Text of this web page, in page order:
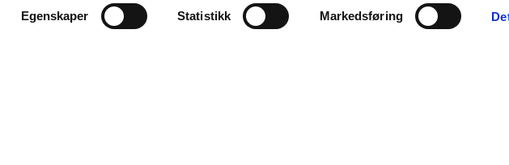
Egenskaper Statistikk Markedsføring
om hva CE-merket er,
innen trelast som skal merkes.